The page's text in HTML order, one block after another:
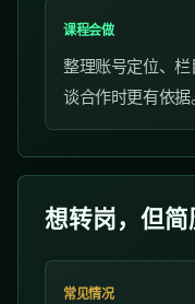
课程会做
整理账号定位、栏
谈合作时更有依据
想转岗，但
常见情况